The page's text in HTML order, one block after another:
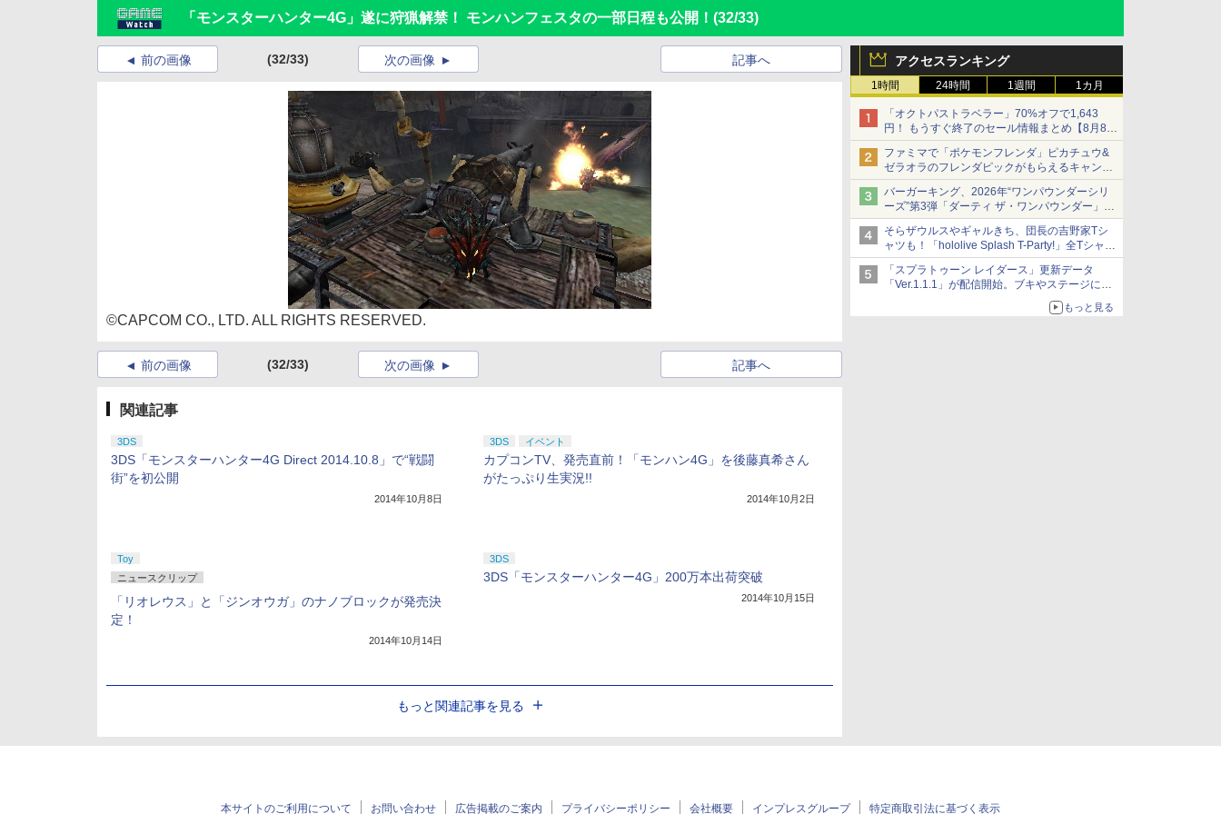
「モンスターハンター4G」遂に狩猟解禁！ モンハンフェスタの一部日程も公開！ (32/33)
アクセスランキング
1時間 24時間 1週間 1カ月
「オクトパストラベラー」70%オフで1,643
円！ もうすぐ終了のセール情報まとめ【8月8日
更新】
ニンテンドーeショップでは「大神 絶景版」が
67%オフで990円
ファミマで「ポケモンフレンダ」ピカチュウ&
ゼラオラのフレンダピックがもらえるキャンペ
ーン開催！
バーガーキング、2026年“ワンパウンダーシリ
ーズ”第3弾「ダーティ ザ・ワンパウンダー」を
8月7日発売
「特製ガーリックマヨソース」を使用した超大
型チーズバーガー
そらザウルスやギャルきち、団長の吉野家Tシ
ャツも！「hololive Splash T-Party!」全Tシャツ
ラインナップ公開＆オンライン販売開始
「スプラトゥーン レイダース」更新データ
「Ver.1.1.1」が配信開始。ブキやステージに関
もっと見る
前の画像 (32/33) 記事へ
次の画像
©CAPCOM CO., LTD. ALL RIGHTS RESERVED.
前の画像 (32/33) 記事へ
次の画像
関連記事
3DS
3DS「モンスターハンター4G Direct 2014.10.8」で“戦闘
街”を初公開
2014年10月8日
3DS イベント
カプコンTV、発売直前！「モンハン4G」を後藤真希さん
がたっぷり生実況!!
2014年10月2日
Toy
ニュースクリップ
「リオレウス」と「ジンオウガ」のナノブロックが発売決
定！
2014年10月14日
3DS
3DS「モンスターハンター4G」200万本出荷突破
2014年10月15日
もっと関連記事を見る
本サイトのご利用について お問い合わせ 広告掲載のご案内 プライバシーポリシー 会社概要 インプレスグループ 特定商取引法に基づく表示